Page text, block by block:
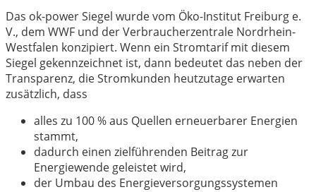
Das ok-power Siegel wurde vom Öko-Institut Freiburg e.
V., dem WWF und der Verbraucherzentrale Nordrhein-
Westfalen konzipiert. Wenn ein Stromtarif mit diesem
Siegel gekennzeichnet ist, dann bedeutet das neben der
Transparenz, die Stromkunden heutzutage erwarten
zusätzlich, dass
alles zu 100 % aus Quellen erneuerbarer Energien
stammt,
dadurch einen zielführenden Beitrag zur
Energiewende geleistet wird,
der Umbau des Energieversorgungssystemen